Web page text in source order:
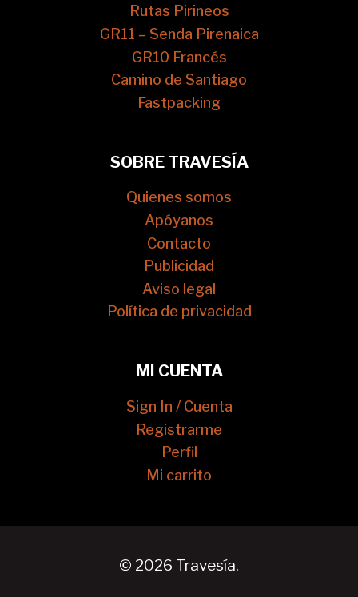
Rutas Pirineos
GR11 – Senda Pirenaica
GR10 Francés
Camino de Santiago
Fastpacking
SOBRE TRAVESÍA
Quienes somos
Apóyanos
Contacto
Publicidad
Aviso legal
Política de privacidad
MI CUENTA
Sign In / Cuenta
Registrarme
Perfil
Mi carrito
© 2026 Travesía.